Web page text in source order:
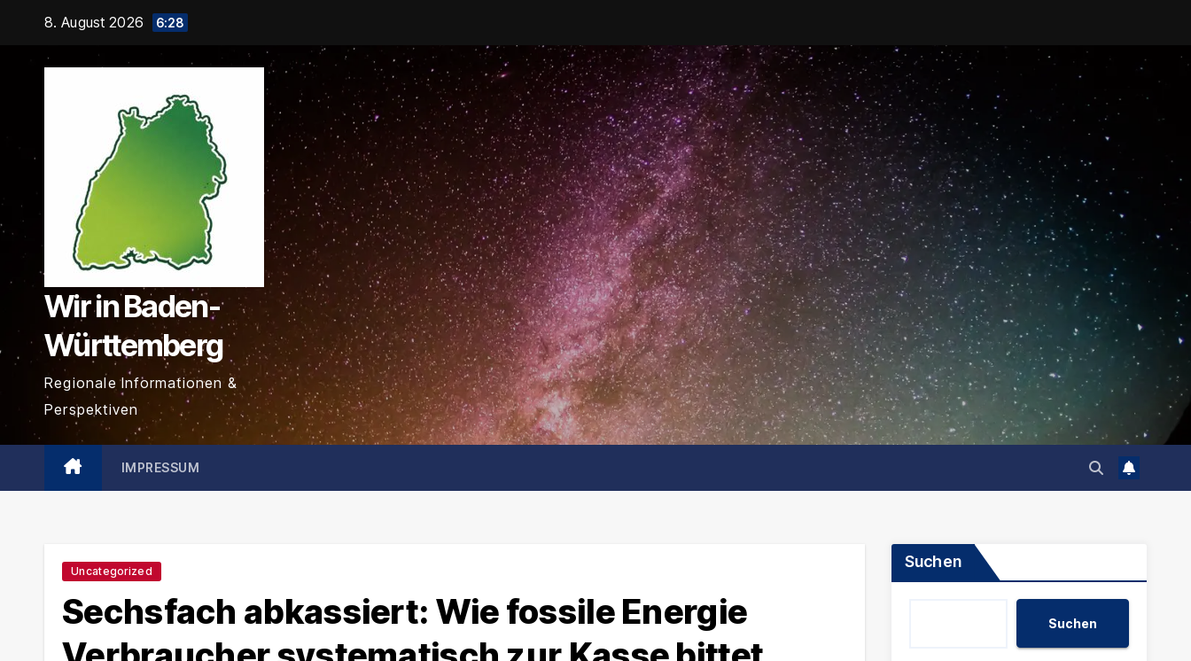
springen
8. August 2026 6:28
Wir in Baden-
Württemberg
Regionale Informationen &
Perspektiven
IMPRESSUM
Uncategorized
Sechsfach abkassiert: Wie fossile Energie
Suchen
Suchen